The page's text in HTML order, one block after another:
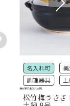
松竹梅うさぎ
名入れ可
調理器具
我が家の名入れ土鍋